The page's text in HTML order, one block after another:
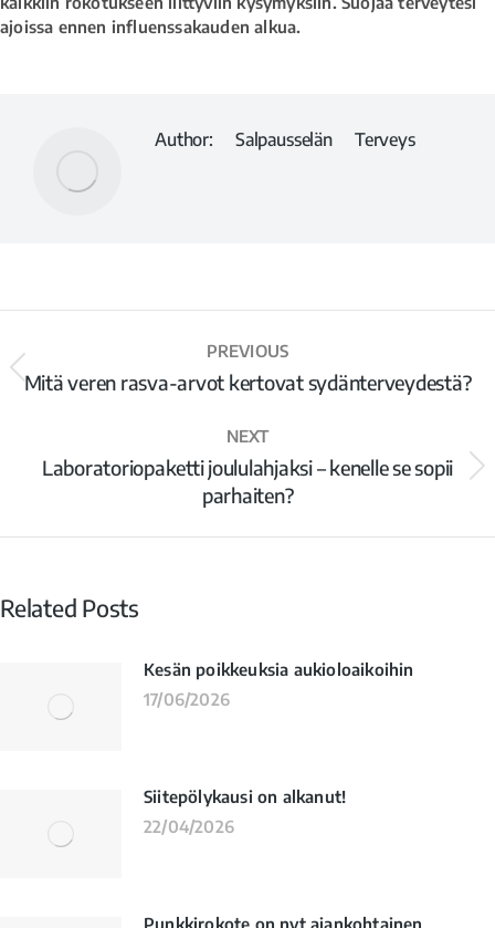
ajoissa ennen influenssakauden alkua.
Author: Salpausselän Terveys
PREVIOUS
Mitä veren rasva-arvot kertovat sydänterveydestä?
NEXT
Laboratoriopaketti joululahjaksi – kenelle se sopii
parhaiten?
Related Posts
Kesän poikkeuksia aukioloaikoihin
17/06/2026
Siitepölykausi on alkanut!
22/04/2026
Punkkirokote on nyt ajankohtainen